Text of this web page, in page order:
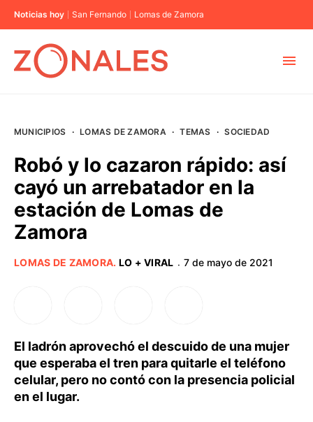
Noticias hoy San Fernando Lomas de Zamora
BUENOS AIRES
PROVINCIAS
MUNICIPIOS · LOMAS DE ZAMORA · TEMAS · SOCIEDAD
Robó y lo cazaron rápido: así
cayó un arrebatador en la
estación de Lomas de
Zamora
LOMAS DE ZAMORA. LO + VIRAL · 7 de mayo de 2021
El ladrón aprovechó el descuido de una mujer
que esperaba el tren para quitarle el teléfono
celular, pero no contó con la presencia policial
en el lugar.